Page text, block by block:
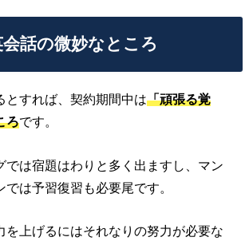
話の微妙なところ
とすれば、契約期間中は「頑張る覚
ろです。
では宿題はわりと多く出ますし、マン
は予習復習も必要尾です。
を上げるにはそれなりの努力が必要な